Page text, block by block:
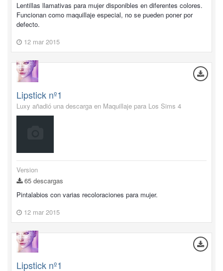
Lentillas llamativas para mujer disponibles en diferentes colores.
Funcionan como maquillaje especial, no se pueden poner por
defecto.
12 mar 2015
Lipstick nº1
Luxy añadió una descarga en Maquillaje para Los Sims 4
Version
65 descargas
Pintalabios con varias recoloraciones para mujer.
12 mar 2015
Lipstick nº1